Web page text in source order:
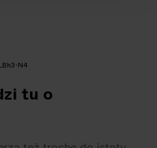
N4
tu o